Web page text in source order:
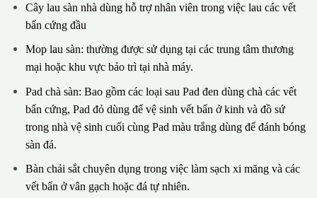
Cây lau sàn nhà dùng hỗ trợ nhân viên trong việc lau các vết
bẩn cứng đầu
Mop lau sàn: thường được sử dụng tại các trung tâm thương
mại hoặc khu vực bảo trì tại nhà máy.
Pad chà sàn: Bao gồm các loại sau Pad đen dùng chà các vết
bẩn cứng, Pad đỏ dùng để vệ sinh vết bẩn ở kinh và đồ sứ
trong nhà vệ sinh cuối cùng Pad màu trắng dùng để đánh bóng
sàn đá.
Bàn chải sắt chuyên dụng trong việc làm sạch xi măng và các
vết bẩn ở vân gạch hoặc đá tự nhiên.